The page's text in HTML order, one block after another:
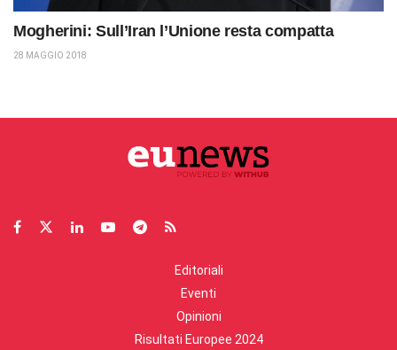
Mogherini: Sull’Iran l’Unione resta compatta
28 MAGGIO 2018
Editoriali
Eventi
Opinioni
Risultati Europee 2024